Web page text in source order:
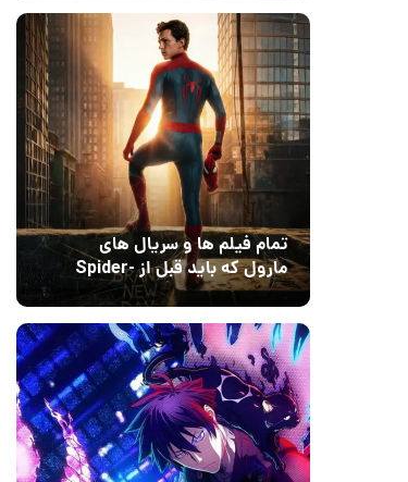
تمام فیلم ها و سریال های
مارول که باید قبل از Spider-
Man: Brand New Day تماشا
۰ 10 مرداد 1405